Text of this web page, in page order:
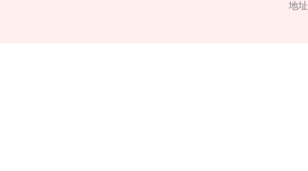
地